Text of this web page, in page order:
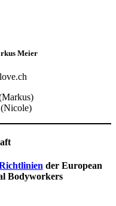
Meier
der European
Bodyworkers